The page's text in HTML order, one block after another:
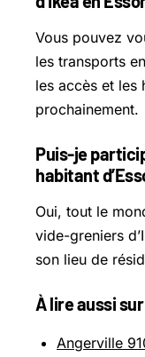
Vous pouvez
les transports
les accès et les
prochainement.
Puis-je
habitant
Oui, tout le
vide-greniers
son lieu de
À lire aussi
Angerville